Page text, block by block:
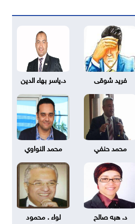
فريد شوقى د.ياسر بهاء الدين
محمد حنفي محمد النواوي
د. هبه صالح
لواء . محمود